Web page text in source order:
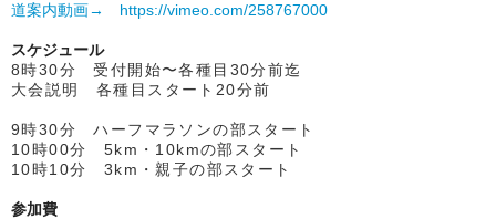
道案内動画→ https://vimeo.com/258767000
スケジュール
8時30分 受付開始〜各種目30分前迄
大会説明 各種目スタート20分前
9時30分ハーフマラソンの部スタート
10時00分 5km・10kmの部スタート
10時10分 3km・親子の部スタート
参加費